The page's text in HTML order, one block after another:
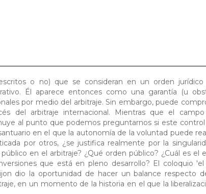
o no) que se consideran en un orden
Él aparece entonces como una garantía (u
por medio del arbitraje. Sin embargo, puede
del arbitraje internacional. Mientras que el
al punto que podemos preguntarnos si este
en el que la autonomía de la voluntad puede
por otros, ¿se justifica realmente por la
en el arbitraje? ¿Qué orden público? ¿Cuál es el
que está en pleno desarrollo? El coloquio
dio la oportunidad de hacer un balance respecto
en un momento de la historia en el que la